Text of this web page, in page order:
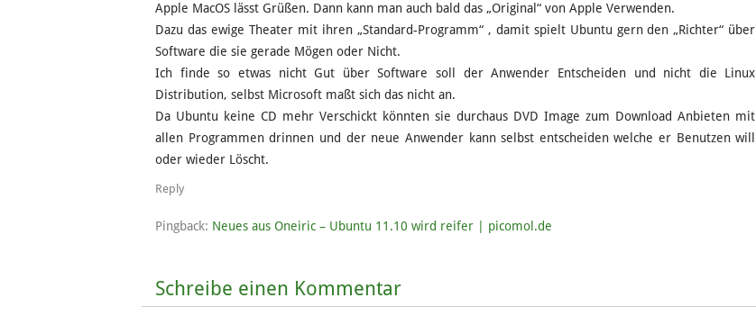
Apple MacOS lässt Grüßen. Dann kann man auch bald das „Original“ von Apple Verwenden.
Dazu das ewige Theater mit ihren „Standard-Programm“ , damit spielt Ubuntu gern den „Richter“ über
Software die sie gerade Mögen oder Nicht.
Ich finde so etwas nicht Gut über Software soll der Anwender Entscheiden und nicht die Linux
Distribution, selbst Microsoft maßt sich das nicht an.
Da Ubuntu keine CD mehr Verschickt könnten sie durchaus DVD Image zum Download Anbieten mit
allen Programmen drinnen und der neue Anwender kann selbst entscheiden welche er Benutzen will
oder wieder Löscht.
Reply
Pingback: Neues aus Oneiric – Ubuntu 11.10 wird reifer | picomol.de
Schreibe einen Kommentar